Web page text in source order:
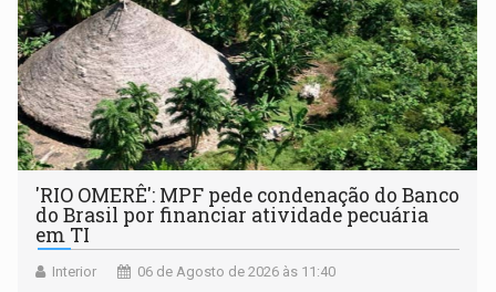
'RIO OMERÊ': MPF pede condenação do Banco
do Brasil por financiar atividade pecuária
em TI
Interior 06 de Agosto de 2026 às 11:40